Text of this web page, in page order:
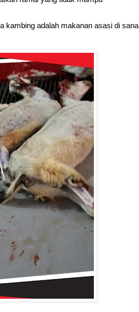
kambing adalah makanan asasi di sana